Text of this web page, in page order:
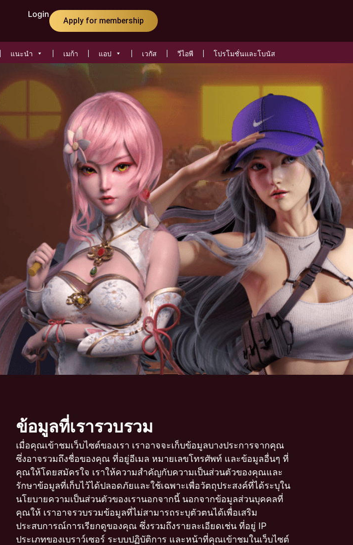
Login
Apply for membership
แนะนำ เมก้า แอป เวกัส วีไอพี โปรโมชั่นและโบนัส
ข้อมูลที่เรารวบรวม
เมื่อคุณเข้าชมเว็บไซต์ของเรา เราอาจจะเก็บข้อมูลบางประการจากคุณ
ซึ่งอาจรวมถึงชื่อของคุณ ที่อยู่อีเมล หมายเลขโทรศัพท์ และข้อมูลอื่นๆ ที่
คุณให้โดยสมัครใจ เราให้ความสำคัญกับความเป็นส่วนตัวของคุณและ
รักษาข้อมูลที่เก็บไว้ได้ปลอดภัยและใช้เฉพาะเพื่อวัตถุประสงค์ที่ได้ระบุใน
นโยบายความเป็นส่วนตัวของเรานอกจากนี้ นอกจากข้อมูลส่วนบุคคลที่
คุณให้ เราอาจรวบรวมข้อมูลที่ไม่สามารถระบุตัวตนได้เพื่อเสริม
ประสบการณ์การเรียกดูของคุณ ซึ่งรวมถึงรายละเอียดเช่น ที่อยู่ IP
ประเภทของเบราว์เซอร์ ระบบปฏิบัติการ และหน้าที่คุณเข้าชมในเว็บไซต์